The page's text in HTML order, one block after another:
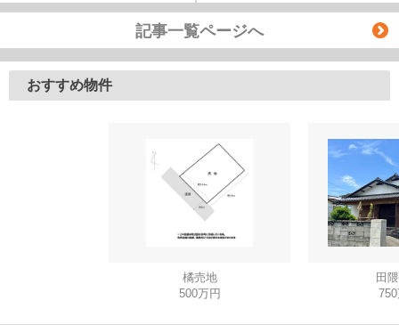
記事一覧ページへ
おすすめ物件
橘売地
500万円
田